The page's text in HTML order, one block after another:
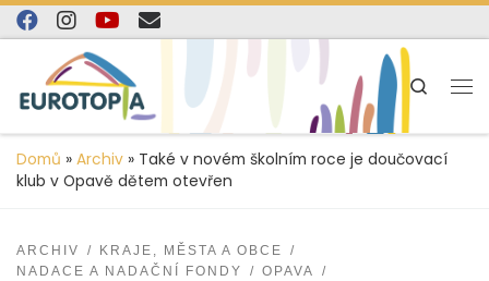
content
Skip to content
Search
Domů » Archiv » Také v novém školním roce je doučovací
klub v Opavě dětem otevřen
ARCHIV
KRAJE, MĚSTA A OBCE
NADACE A NADAČNÍ FONDY
OPAVA